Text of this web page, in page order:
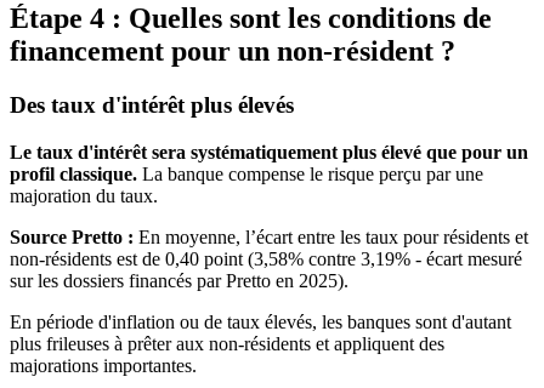
Étape 4 : Quelles sont les conditions de
financement pour un non-résident ?
Des taux d'intérêt plus élevés
Le taux d'intérêt sera systématiquement plus élevé que pour un
profil classique. La banque compense le risque perçu par une
majoration du taux.
Source Pretto : En moyenne, l’écart entre les taux pour résidents et
non-résidents est de 0,40 point (3,58% contre 3,19% - écart mesuré
sur les dossiers financés par Pretto en 2025).
En période d'inflation ou de taux élevés, les banques sont d'autant
plus frileuses à prêter aux non-résidents et appliquent des
majorations importantes.